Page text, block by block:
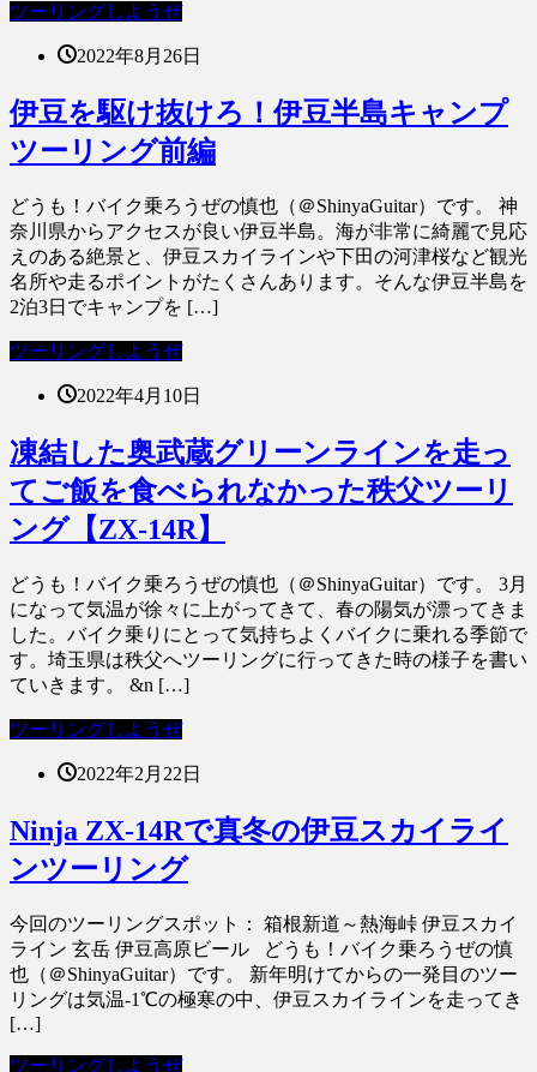
ツーリングしようぜ
2022年8月26日
伊豆を駆け抜けろ！伊豆半島キャンプ
ツーリング前編
どうも！バイク乗ろうぜの慎也（＠ShinyaGuitar）です。 神
奈川県からアクセスが良い伊豆半島。海が非常に綺麗で見応
えのある絶景と、伊豆スカイラインや下田の河津桜など観光
名所や走るポイントがたくさんあります。そんな伊豆半島を
2泊3日でキャンプを […]
ツーリングしようぜ
2022年4月10日
凍結した奥武蔵グリーンラインを走っ
てご飯を食べられなかった秩父ツーリ
ング【ZX-14R】
どうも！バイク乗ろうぜの慎也（＠ShinyaGuitar）です。 3月
になって気温が徐々に上がってきて、春の陽気が漂ってきま
した。バイク乗りにとって気持ちよくバイクに乗れる季節で
す。埼玉県は秩父へツーリングに行ってきた時の様子を書い
ていきます。 &n […]
ツーリングしようぜ
2022年2月22日
Ninja ZX-14Rで真冬の伊豆スカイライ
ンツーリング
今回のツーリングスポット： 箱根新道～熱海峠 伊豆スカイ
ライン 玄岳 伊豆高原ビール どうも！バイク乗ろうぜの慎
也（＠ShinyaGuitar）です。 新年明けてからの一発目のツー
リングは気温-1℃の極寒の中、伊豆スカイラインを走ってき
[…]
ツーリングしようぜ